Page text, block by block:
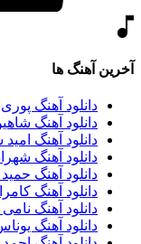
آخرین آهنگ ها
دانلود آهنگ
دانلود آهنگ
دانلود آهنگ
دانلود آهنگ
دانلود آهنگ حمید
دانلود آهنگ
دانلود آهنگ
دانلود آهنگ